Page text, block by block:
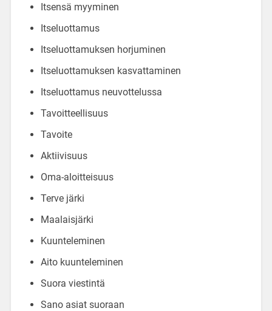
Itsensä myyminen
Itseluottamus
Itseluottamuksen horjuminen
Itseluottamuksen kasvattaminen
Itseluottamus neuvottelussa
Tavoitteellisuus
Tavoite
Aktiivisuus
Oma-aloitteisuus
Terve järki
Maalaisjärki
Kuunteleminen
Aito kuunteleminen
Suora viestintä
Sano asiat suoraan